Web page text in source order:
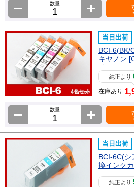
数量
当日出荷
BCI-6(BK/
キヤノン
リッジ
純正より
在庫あり
数量
当日出荷
BCI-6C(シ
換インク
純正より